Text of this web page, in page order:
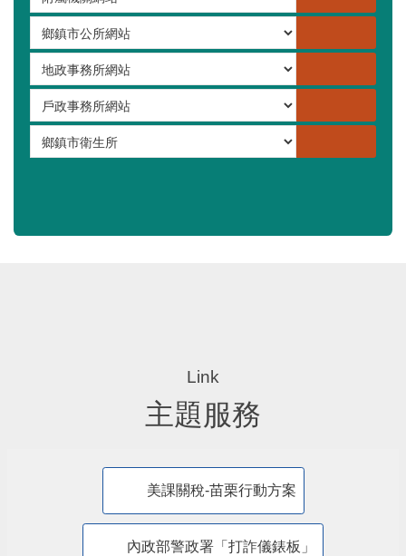
主題服務
美課關稅-苗栗行動方案
內政部警政署「打詐儀錶板」